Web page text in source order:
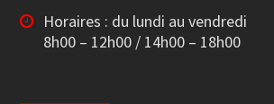
Horaires : du lundi au vendredi
8h00 – 12h00 / 14h00 – 18h00